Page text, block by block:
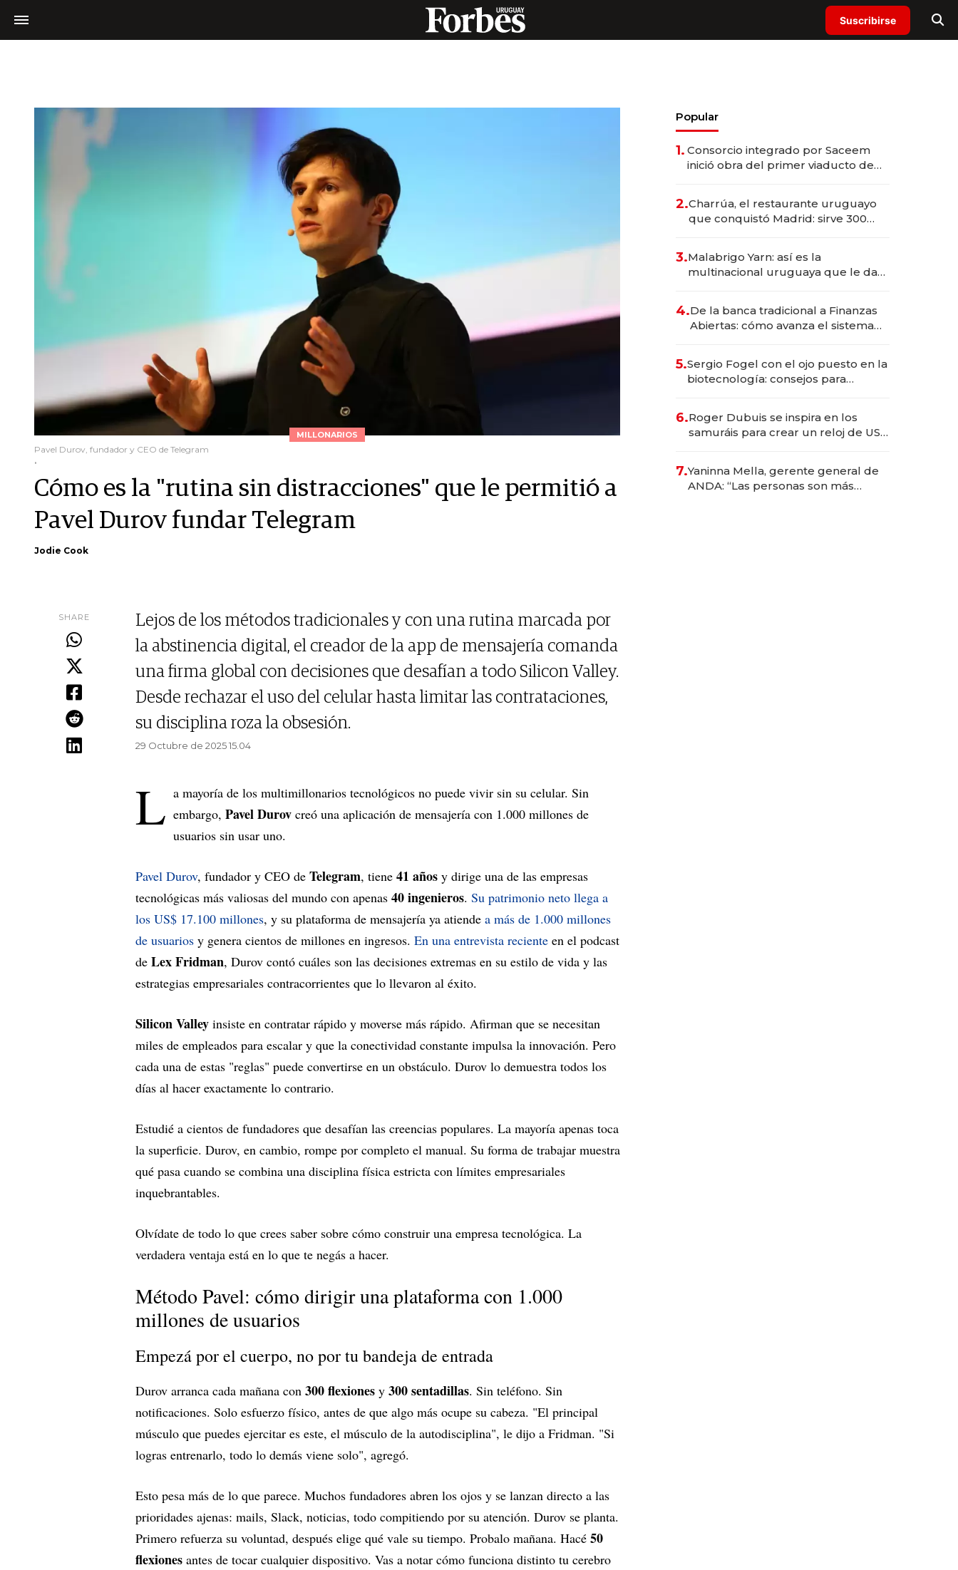
Suscribirse
MILLONARIOS
Pavel Durov, fundador y CEO de Telegram
.
Cómo es la "rutina sin distracciones" que le permitió a
Pavel Durov fundar Telegram
Jodie Cook
SHARE
Lejos de los métodos tradicionales y con una rutina marcada por
la abstinencia digital, el creador de la app de mensajería comanda
una firma global con decisiones que desafían a todo Silicon Valley.
Desde rechazar el uso del celular hasta limitar las contrataciones,
su disciplina roza la obsesión.
29 Octubre de 2025 15.04
L a mayoría de los multimillonarios tecnológicos no puede vivir sin su celular. Sin
embargo, Pavel Durov creó una aplicación de mensajería con 1.000 millones de
usuarios sin usar uno.
Pavel Durov, fundador y CEO de Telegram, tiene 41 años y dirige una de las empresas
tecnológicas más valiosas del mundo con apenas 40 ingenieros. Su patrimonio neto llega a
los US$ 17.100 millones, y su plataforma de mensajería ya atiende a más de 1.000 millones
de usuarios y genera cientos de millones en ingresos. En una entrevista reciente en el podcast
de Lex Fridman, Durov contó cuáles son las decisiones extremas en su estilo de vida y las
estrategias empresariales contracorrientes que lo llevaron al éxito.
Silicon Valley insiste en contratar rápido y moverse más rápido. Afirman que se necesitan
miles de empleados para escalar y que la conectividad constante impulsa la innovación. Pero
cada una de estas "reglas" puede convertirse en un obstáculo. Durov lo demuestra todos los
días al hacer exactamente lo contrario.
Estudié a cientos de fundadores que desafían las creencias populares. La mayoría apenas toca
la superficie. Durov, en cambio, rompe por completo el manual. Su forma de trabajar muestra
qué pasa cuando se combina una disciplina física estricta con límites empresariales
inquebrantables.
Olvídate de todo lo que crees saber sobre cómo construir una empresa tecnológica. La
verdadera ventaja está en lo que te negás a hacer.
Método Pavel: cómo dirigir una plataforma con 1.000
millones de usuarios
Empezá por el cuerpo, no por tu bandeja de entrada
Durov arranca cada mañana con 300 flexiones y 300 sentadillas. Sin teléfono. Sin
notificaciones. Solo esfuerzo físico, antes de que algo más ocupe su cabeza. "El principal
músculo que puedes ejercitar es este, el músculo de la autodisciplina", le dijo a Fridman. "Si
logras entrenarlo, todo lo demás viene solo", agregó.
Esto pesa más de lo que parece. Muchos fundadores abren los ojos y se lanzan directo a las
prioridades ajenas: mails, Slack, noticias, todo compitiendo por su atención. Durov se planta.
Primero refuerza su voluntad, después elige qué vale su tiempo. Probalo mañana. Hacé 50
flexiones antes de tocar cualquier dispositivo. Vas a notar cómo funciona distinto tu cerebro
Popular
1. Consorcio integrado por Saceem
inició obra del primer viaducto de
millones
2.Charrúa, el restaurante uruguayo
que conquistó Madrid: sirve 300
prepara apertura
3.Malabrigo Yarn: así es la
multinacional uruguaya que le da
4.De la banca tradicional a Finanzas
Abiertas: cómo avanza el sistema
5.Sergio Fogel con el ojo puesto en la
biotecnología: consejos para
6.Roger Dubuis se inspira en los
samuráis para crear un reloj de US$
7.Yaninna Mella, gerente general de
ANDA: “Las personas son más